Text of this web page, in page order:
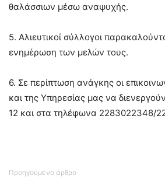
θαλάσσιων μέσω αναψυχής.
5. Αλιευτικοί σύλλογοι
ενημέρωση των μελών τους.
6. Σε περίπτωση ανάγκης οι
και της Υπηρεσίας μας να
12 και στα τηλέφωνα 2283022348/
Προηγούμενο άρθρο